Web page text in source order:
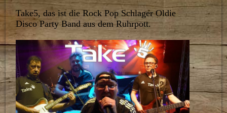
Take5, das ist die Rock Pop Schlager Oldie
Disco Party Band aus dem Ruhrpott.